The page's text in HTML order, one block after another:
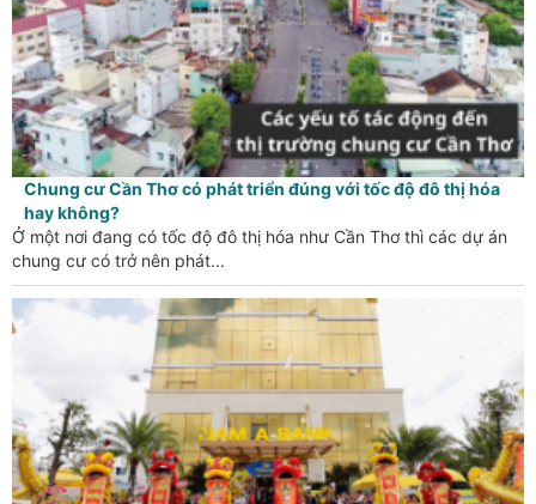
Chung cư Cần Thơ có phát triển đúng với tốc độ đô thị hóa
hay không?
Ở một nơi đang có tốc độ đô thị hóa như Cần Thơ thì các dự án
chung cư có trở nên phát...